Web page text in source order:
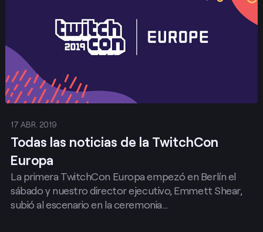
17 ABR. 2019
Todas las noticias de la TwitchCon
Europa
La primera TwitchCon Europa empezó en Berlín el
sábado y nuestro director ejecutivo, Emmett Shear,
subió al escenario en la ceremonia…